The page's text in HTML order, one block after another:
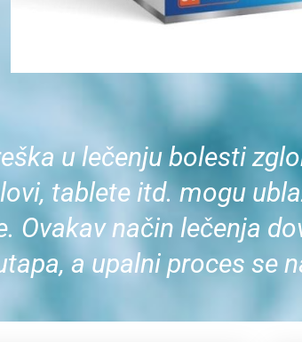
u lečenju bolesti
tablete itd. mogu
Ovakav način lečenja
a upalni proces se